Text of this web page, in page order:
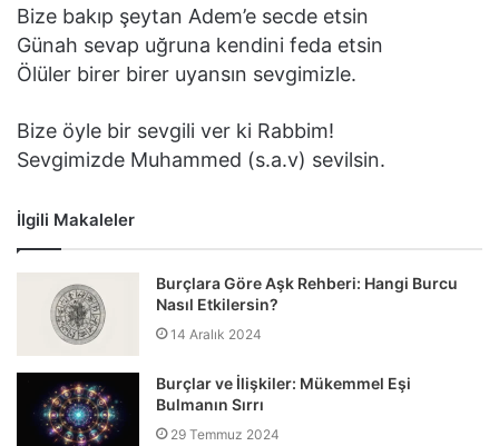
Bize bakıp şeytan Adem’e secde etsin
Günah sevap uğruna kendini feda etsin
Ölüler birer birer uyansın sevgimizle.
Bize öyle bir sevgili ver ki Rabbim!
Sevgimizde Muhammed (s.a.v) sevilsin.
İlgili Makaleler
Burçlara Göre Aşk Rehberi: Hangi Burcu
Nasıl Etkilersin?
14 Aralık 2024
Burçlar ve İlişkiler: Mükemmel Eşi
Bulmanın Sırrı
29 Temmuz 2024